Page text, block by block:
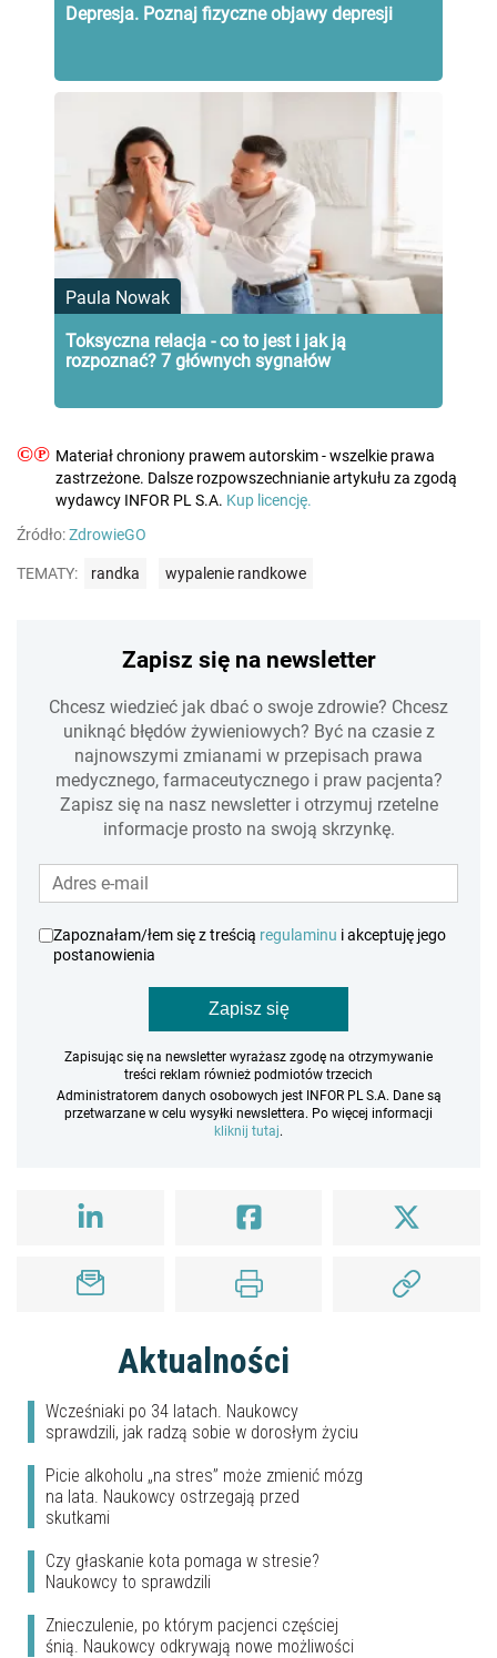
Depresja. Poznaj fizyczne objawy depresji
Paula Nowak
Toksyczna relacja - co to jest i jak ją
rozpoznać? 7 głównych sygnałów
©℗ Materiał chroniony prawem autorskim - wszelkie prawa
zastrzeżone. Dalsze rozpowszechnianie artykułu za zgodą
wydawcy INFOR PL S.A. Kup licencję.
Źródło:ZdrowieGO
TEMATY: randka wypalenie randkowe
Zapisz się na newsletter
Chcesz wiedzieć jak dbać o swoje zdrowie? Chcesz
uniknąć błędów żywieniowych? Być na czasie z
najnowszymi zmianami w przepisach prawa
medycznego, farmaceutycznego i praw pacjenta?
Zapisz się na nasz newsletter i otrzymuj rzetelne
informacje prosto na swoją skrzynkę.
Zapoznałam/łem się z treścią regulaminu i akceptuję jego
postanowienia
Zapisz się
Zapisując się na newsletter wyrażasz zgodę na otrzymywanie
treści reklam również podmiotów trzecich
Administratorem danych osobowych jest INFOR PL S.A. Dane są
przetwarzane w celu wysyłki newslettera. Po więcej informacji
kliknij tutaj.
Aktualności
Wcześniaki po 34 latach. Naukowcy
sprawdzili, jak radzą sobie w dorosłym życiu
Picie alkoholu „na stres” może zmienić mózg
na lata. Naukowcy ostrzegają przed
skutkami
Czy głaskanie kota pomaga w stresie?
Naukowcy to sprawdzili
Znieczulenie, po którym pacjenci częściej
śnią. Naukowcy odkrywają nowe możliwości